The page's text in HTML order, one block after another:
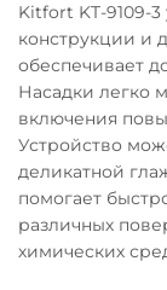
Kitfort KT-9109-
конструкции и
обеспечивает
Насадки легко
включения
Устройство
деликатной
помогает
различных
химических